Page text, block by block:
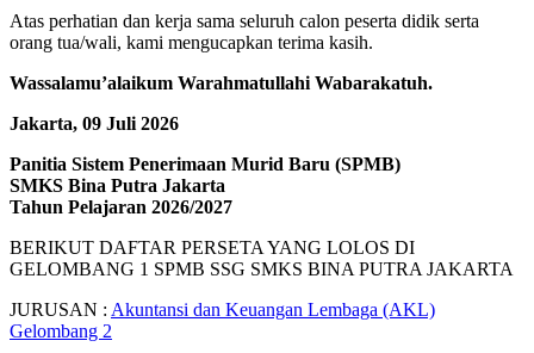
Atas perhatian dan kerja sama seluruh calon peserta didik serta
orang tua/wali, kami mengucapkan terima kasih.
Wassalamu’alaikum Warahmatullahi Wabarakatuh.
Jakarta, 09 Juli 2026
Panitia Sistem Penerimaan Murid Baru (SPMB)
SMKS Bina Putra Jakarta
Tahun Pelajaran 2026/2027
BERIKUT DAFTAR PERSETA YANG LOLOS DI
GELOMBANG 1 SPMB SSG SMKS BINA PUTRA JAKARTA
JURUSAN : Akuntansi dan Keuangan Lembaga (AKL)
Gelombang 2